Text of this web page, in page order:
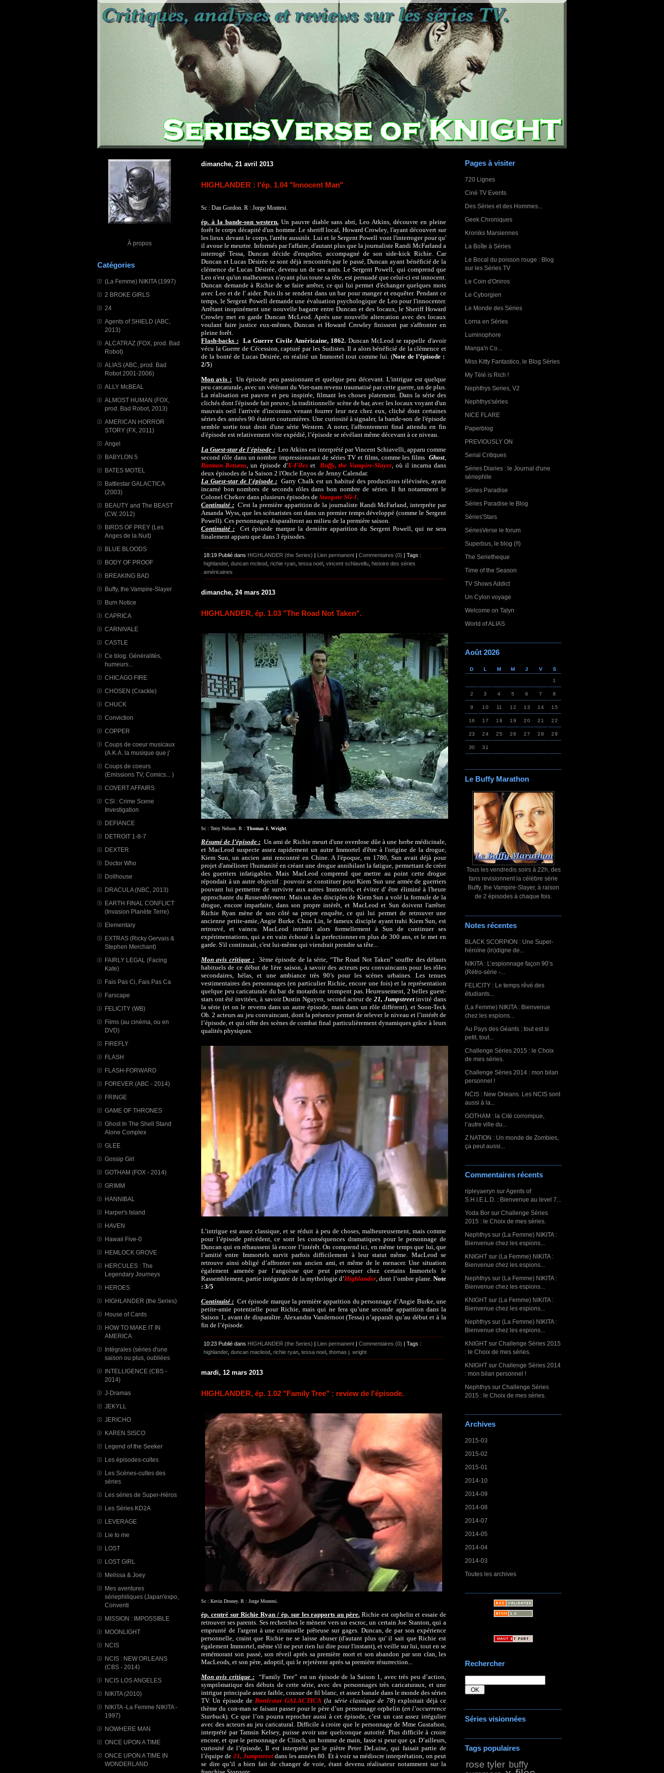
À propos
Catégories
(La Femme) NIKITA (1997)
2 BROKE GIRLS
24
Agents of SHIELD (ABC,
2013)
ALCATRAZ (FOX, prod. Bad
Robot)
ALIAS (ABC, prod. Bad
Robot 2001-2006)
ALLY McBEAL
ALMOST HUMAN (FOX,
prod. Bad Robot, 2013)
AMERICAN HORROR
STORY (FX, 2011)
Angel
BABYLON 5
BATES MOTEL
Battlestar GALACTICA
(2003)
BEAUTY and The BEAST
(CW, 2012)
BIRDS OF PREY (Les
Anges de la Nuit)
BLUE BLOODS
BODY OF PROOF
BREAKING BAD
Buffy, the Vampire-Slayer
Burn Notice
CAPRICA
CARNIVALE
CASTLE
Ce blog. Généralités,
humeurs...
CHICAGO FIRE
CHOSEN (Crackle)
CHUCK
Conviction
COPPER
Coups de coeur musicaux
(A.K.A. la musique que j'
Coups de coeurs
(Emissions TV, Comics... )
COVERT AFFAIRS
CSI : Crime Scene
Investigation
DEFIANCE
DETROIT 1-8-7
DEXTER
Doctor Who
Dollhouse
DRACULA (NBC, 2013)
EARTH FINAL CONFLICT
(Invasion Planète Terre)
Elementary
EXTRAS (Ricky Gervais &
Stephen Merchant)
FAIRLY LEGAL (Facing
Kate)
Fais Pas Ci, Fais Pas Ca
Farscape
FELICITY (WB)
Films (au cinéma, ou en
DVD)
FIREFLY
FLASH
FLASH-FORWARD
FOREVER (ABC - 2014)
FRINGE
GAME OF THRONES
Ghost In The Shell Stand
Alone Complex
GLEE
Gossip Girl
GOTHAM (FOX - 2014)
GRIMM
HANNIBAL
Harper's Island
HAVEN
Hawaii Five-0
HEMLOCK GROVE
HERCULES : The
Legendary Journeys
HEROES
HIGHLANDER (the Series)
House of Cards
HOW TO MAKE IT IN
AMERICA
Intégrales (séries d'une
saison ou plus, oubliées
INTELLIGENCE (CBS -
2014)
J-Dramas
JEKYLL
JERICHO
KAREN SISCO
Legend of the Seeker
Les épisodes-cultes
Les Scènes-cultes des
séries
Les séries de Super-Héros
Les Séries KD2A
LEVERAGE
Lie to me
LOST
LOST GIRL
Melissa & Joey
Mes aventures
sériephiliques (Japan'expo,
Conventi
MISSION : IMPOSSIBLE
MOONLIGHT
NCIS
NCIS : NEW ORLEANS
(CBS - 2014)
NCIS LOS ANGELES
NIKITA (2010)
NIKITA -La Femme NIKITA -
1997)
NOWHERE MAN
ONCE UPON A TIME
ONCE UPON A TIME IN
WONDERLAND
Pages à visiter
720 Lignes
Ciné TV Events
Des Séries et des Hommes...
Geek Chroniques
Kroniks Marsiennes
La Boîte à Séries
Le Bocal du poisson rouge : Blog
sur les Séries TV
Le Coin d'Oniros
Le Cyborgien
Le Monde des Séries
Lorna en Séries
Luminophore
Manga'n Co...
Miss Kitty Fantastico, le Blog Séries
My Télé is Rich !
Nephthys Series, V2
Nephthys'séries
NICE FLARE
Paperblog
PREVIOUSLY ON
Serial Critiques
Séries Diaries : le Journal d'une
sériephile
Séries Paradise
Séries Paradise le Blog
Séries'Stars
SériesVerse le forum
Superbus, le blog (!!)
The Serietheque
Time of the Season
TV Shows Addict
Un Cylon voyage
Welcome on Talyn
World of ALIAS
Août 2026
D L M M J V S
1
2 3 4 5 6 7 8
9 10 11 12 13 14 15
16 17 18 19 20 21 22
23 24 25 26 27 28 29
30 31
Le Buffy Marathon
Tous les vendredis soirs à 22h, des
fans revisionnent la célèbre série
Buffy, the Vampire-Slayer, à raison
de 2 épisodes à chaque fois.
Notes récentes
BLACK SCORPION : Une Super-
héroïne (in)digne de...
NIKITA : L’espionnage façon 90’s
(Rétro-série -...
FELICITY : Le temps rêvé des
étudiants...
(La Femme) NIKITA : Bienvenue
chez les espions...
Au Pays des Géants : tout est si
petit, tout...
Challenge Séries 2015 : le Choix
de mes séries.
Challenge Séries 2014 : mon bilan
personnel !
NCIS : New Orleans. Les NCIS sont
aussi à la...
GOTHAM : la Cité corrompue,
l’autre ville du...
Z NATION : Un monde de Zombies,
ça peut aussi...
Commentaires récents
ripleyaeryn surAgents of
S.H.I.E.L.D. : Bienvenue au level 7...
Yoda Bor sur Challenge Séries
2015 : le Choix de mes séries.
Nephthys sur (La Femme) NIKITA :
Bienvenue chez les espions...
KNIGHT sur (La Femme) NIKITA :
Bienvenue chez les espions...
Nephthys sur (La Femme) NIKITA :
Bienvenue chez les espions...
KNIGHT sur (La Femme) NIKITA :
Bienvenue chez les espions...
Nephthys sur (La Femme) NIKITA :
Bienvenue chez les espions...
KNIGHT sur Challenge Séries 2015
: le Choix de mes séries.
KNIGHT sur Challenge Séries 2014
: mon bilan personnel !
Nephthys sur Challenge Séries
2015 : le Choix de mes séries.
Archives
2015-03
2015-02
2015-01
2014-10
2014-09
2014-08
2014-07
2014-05
2014-04
2014-03
Toutes les archives
Rechercher
Séries visionnées
Tags populaires
rose tyler buffy
dimanche, 21 avril 2013
HIGHLANDER : l'ép. 1.04 "Innocent Man"
Sc : Dan Gordon. R : Jorge Montesi.
ép. à la bande-son western.Un pauvre diable sans abri, Leo Atkins, découvre en pleine
forêt le corps décapité d'un homme. Le sheriff local, Howard Crowley, l'ayant découvert sur
les lieux devant le corps, l'arrête aussitôt. Lui et le Sergent Powell vont l'interroger pour qu'
il avoue le meurtre. Informés par l'affaire, d'autant plus que la journaliste Randi McFarland a
interrogé Tessa, Duncan décide d'enquêter, accompagné de son side-kick Richie. Car
Duncan et Lucas Désirée se sont déjà rencontrés par le passé, Duncan ayant bénéficié de la
clémence de Lucas Désirée, devenu un de ses amis. Le Sergent Powell, qui comprend que
Leo n'est qu'un malheureux n'ayant plus toute sa tête, est persuadé que celui-ci est innocent.
Duncan demande à Richie de se faire arrêter, ce qui lui permet d'échanger quelques mots
avec Leo et de l' aider. Puis ils se rendent dans un bar pour manger et enquêter. Pendant ce
temps, le Sergent Powell demande une évaluation psychologique de Leo pour l'innocenter.
Arrêtant inopinément une nouvelle bagarre entre Duncan et des locaux, le Sheriff Howard
Crowley met en garde Duncan McLeod. Après une nouvelle altercation avec des locaux
voulant faire justice eux-mêmes, Duncan et Howard Crowley finissent par s'affronter en
pleine forêt.
Flash-backs : La Guerre Civile Américaine, 1862. Duncan McLeod se rappelle d'avoir
vécu la Guerre de Cécession, capturé par les Sudistes. Il a alors bénéficié de la clémence et
de la bonté de Lucas Désirée, en réalité un Immortel tout comme lui. (Note de l’épisode :
2/5)
Mon avis : Un épisode peu passionnant et quelque peu décevant. L'intrigue est quelque
peu carcaturale, avec un vétérant du Viet-nam revenu traumatisé par cette guerre, un de plus.
La réalisation est pauvre et peu inspirée, filmant les choses platement. Dans la série des
clichés dont l'épisode fait preuve, la traditionnelle scène de bar, avec les locaux voyant d'un
mauvais oeil l'arrivée d'inconnus venant fourrer leur nez chez eux, cliché dont certaines
séries des années 90 étaient coutumières. Une curiosité à signaler, la bande-son de l'épisode
semble sortie tout droit d'une série Western. A noter, l'affrontement final attendu en fin
d'épisode est relativement vite expédié, l’épisode se révélant même décevant à ce niveau.
La Guest-star de l'épisode : Leo Atkins est interprété par Vincent Schiavelli, apparu comme
second rôle dans un nombre impressionnant de séries TV et films, comme les films Ghost,
Batman Returns, un épisode d'X-Fileset Buffy, the Vampire-Slayer, où il incarna dans
deux épisodes de la Saison 2 l'Oncle Enyos de Jenny Calendar.
La Guest-star de l'épisode : Garry Chalk est un habitué des productions télévisées, ayant
incarné bon nombres de seconds rôles dans bon nombre de séries. Il fut notamment le
Colonel Chekov dans plusieurs épisodes de Stargate SG-1 .
Continuité :C'est la première apparition de la journaliste Randi McFarland, interpréte par
Amanda Wyss, que les scénaristes ont dans un premier temps développé (comme le Sergent
Powell). Ces personnages disparaîtront au milieu de la première saison.
Continuité : Cet épisode marque la dernière apparition du Sergent Powell, qui ne sera
finalement apparu que dans 3 épisodes.
18:19 Publié dans HIGHLANDER (the Series) | Lien permanent | Commentaires (0) | Tags :
highlander, duncan mcleod richie ryan tessa noël vincent schiavellu histoire des séries
américaines
dimanche, 24 mars 2013
HIGHLANDER, ép. 1.03 "The Road Not Taken".
Sc : Terry Nelson. R : Thomas J. Wright
Résumé de l’épisode :Un ami de Richie meurt d'une overdose dûe à une herbe médicinale,
et MacLeod suspecte assez rapidement un autre Immortel d'être à l'origine de la drogue,
Kiem Sun, un ancien ami rencontré en Chine. A l'époque, en 1780, Sun avait déjà pour
projet d'améliorer l'humanité en créant une drogue annihilant la fatigue, permettant de créer
des guerriers infatigables. Mais MacLeod comprend que mettre au point cette drogue
répondait à un autre objectif : pouvoir se constituer pour Kiem Sun une armée de guerriers
pouvant lui permettre de survivre aux autres Immortels, et éviter d' être éliminé à l'heure
approchante duRassemblement. Mais un des disciples de Kiem Sun a volé la formule de la
drogue, encore imparfaite, dans son propre intérêt, et MacLeod et Sun doivent l'arrêter.
Richie Ryan mène de son côté sa propre enquête, ce qui lui permet de retrouver une
ancienne petite-amie, Angie Burke. Chun Lin, le fameux disciple ayant trahi Kiem Sun, est
retrouvé, et vaincu. MacLeod interdit alors formellement à Sun de continuer ses
expérimentations, qui a en vain échoué à la perfectionner en plus de 300 ans, et le met en
garde. S'il continuait, c'est lui-même qui viendrait prendre sa tête...
Mon avis critique : 3ème épisode de la série, “The Road Not Taken” souffre des défauts
habituels de ce début de 1ère saison, à savoir des acteurs peu convaincants pour les rôles
secondaires, hélas, et une ambiance très 90’s pour les scènes urbaines. Les tenues
vestimentaires des personnages (en particulier Richie, encore une fois) et la représentation
quelque peu caricaturale du bar de motards ne trompent pas. Heureusement, 2 belles guest-
stars ont été invitées, à savoir Dustin Nguyen, second acteur de 21, Jumpstreetinvité dans
la série (et on le reverra dans un autre épisode, mais dans un rôle différent), et Soon-Teck
Oh. 2 acteurs au jeu convaincant, dont la présence permet de relever le niveau et l’intérêt de
l’épisode, et qui offre des scènes de combat final particulièrement dynamiques grâce à leurs
qualités physiques.
L’intrigue est assez classique, et se réduit à peu de choses, malheureusement, mais comme
pour l’épisode précédent, ce sont les conséquences dramatiques pour le personnage de
Duncan qui en réhaussent là encore l’intérêt. On comprend ici, en même temps que lui, que
l’amitié entre Immortels survit parfois difficilement à leur statut même. MacLeod se
retrouve ainsi obligé d’affronter son ancien ami, et même de le menacer. Une situation
également amenée par l’angoisse que peut provoquer chez certains Immortels le
Rassemblement, partie intégrante de la mythologie d’Highlander, dont l’ombre plane.Note
: 3/5
Continuité : Cet épisode marque la première apparition du personnage d’Angie Burke, une
petite-amie potentielle pour Richie, mais qui ne fera qu’une seconde apparition dans la
Saison 1, avant de disparaître. Alexandra Vandernoot (Tessa) n’apparaît qu’au début et à la
fin de l’épisode.
10:23 Publié dans HIGHLANDER (the Series) Lien permanent Commentaires (0) | Tags :
highlander, duncan macleod, richie ryan, tessa noel , thomas j. wright
mardi, 12 mars 2013
HIGHLANDER, ép. 1.02 "Family Tree" : review de l'épisode.
Sc : Kevin Droney. R : Jorge Montesi.
ép. centré sur Richie Ryan / ép. sur les rapports au père. Richie est orphelin et essaie de
retrouver ses parents. Ses recherches le mènent vers un escroc, un certain Joe Stanton, qui a
emprunté de l'argent à une criminelle prêteuse sur gages. Duncan, de par son expérience
personnelle, craint que Richie ne se laisse abuser (d'autant plus qu' il sait que Richie est
également Immortel, même s'il ne peut rien lui dire pour l'instant), et veille sur lui, tout en se
remémorant son passé, son réveil après sa première mort et son abandon par son clan, les
MacLeods, et son père, adoptif, qui le rejetèrent après sa première résurrection...
Mon avis critique : “Family Tree” est un épisode de la Saison 1, avec très peu d’action,
symptômatique des débuts de cette série, avec des personnages très caricaturaux, et une
intrigue principale assez faible, cousue de fil blanc, et assez banale dans le monde des séries
TV. Un épisode deBattlestar GALACTICA (la série classique de 78) exploitait déjà ce
thème du con-man se faisant passer pour le père d’un personnage orphelin (en l’occurrence
Starbuck). Ce que l’on pourra reprocher aussi à cet épisode, c’est un cast assez irrégulier
avec des acteurs au jeu caricatural. Difficile à croire que le personnage de Mme Gustafson,
interprété par Tamsin Kelsey, puisse avoir une quelconque autorité. Plus difficile à croire
encore, et que le personnage de Clinch, un homme de main, fasse si peur que ça. D’ailleurs,
curiosité de l’épisode, Il est interprété par le piètre Peter DeLuise, qui faisait partie de
l’équipe de 21, Jumpstreet dans les années 80. Et à voir sa médiocre interprétation, on peut
se dire qu’il a bien fait de changer de voie, étant devenu réalisateur notamment sur la